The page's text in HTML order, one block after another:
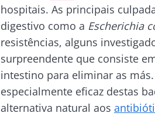
hospitais. As principais
digestivo como a Escherichia
resistências, alguns
surpreendente que consiste
intestino para eliminar as
especialmente eficaz destas
alternativa natural aos